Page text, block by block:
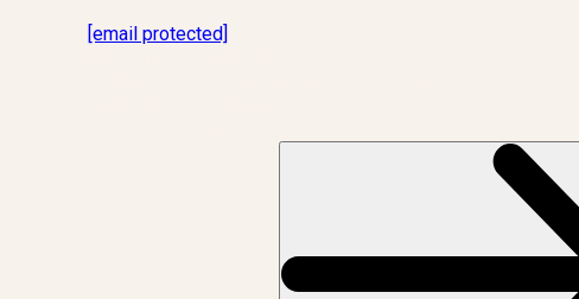
[email protected]